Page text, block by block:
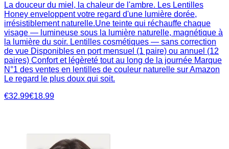
La douceur du miel, la chaleur de l'ambre. Les Lentilles
Honey enveloppent votre regard d'une lumière dorée,
irrésistiblement naturelle.Une teinte qui réchauffe chaque
visage — lumineuse sous la lumière naturelle, magnétique à
la lumière du soir. Lentilles cosmétiques — sans correction
de vue Disponibles en port mensuel (1 paire) ou annuel (12
paires) Confort et légèreté tout au long de la journée Marque
N°1 des ventes en lentilles de couleur naturelle sur Amazon
Le regard le plus doux qui soit.
€32.99€18.99